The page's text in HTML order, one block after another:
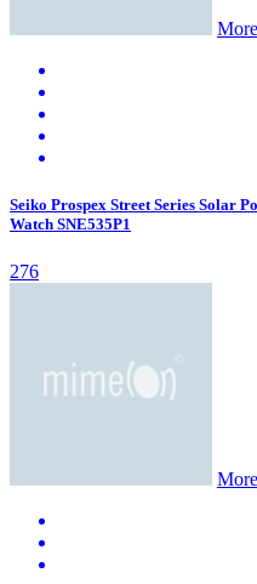
More
Seiko Prospex Street Series Solar
Watch SNE535P1
276
More